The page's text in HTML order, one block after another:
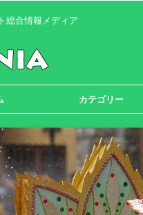
総合情報メディア
カテゴリー